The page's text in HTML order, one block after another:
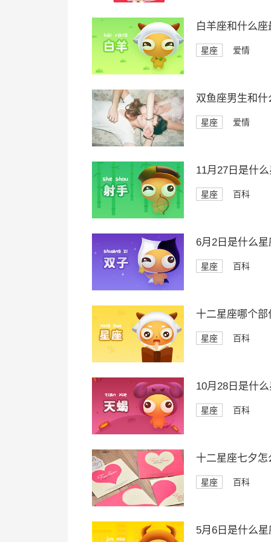
白羊座和什么座
星座 爱情
双鱼座男生和什
星座 爱情
11月27日是什
星座 百科
6月2日是什么星
星座 百科
十二星座哪个部
星座 百科
10月28日是什
星座 百科
十二星座七夕怎
星座 百科
5月6日是什么星